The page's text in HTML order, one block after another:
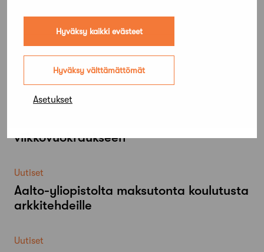
Hyväksy kaikki evästeet
Hyväksy välttämättömät
Asetukset
Lue lisää
Uutiset
viikkovuokraukseen
Uutiset
Aalto-​yliopistolta maksutonta koulutusta
arkkitehdeille
Uutiset